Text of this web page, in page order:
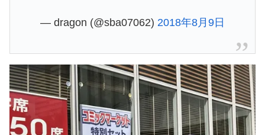
— dragon (@sba07062) 2018年8月9日